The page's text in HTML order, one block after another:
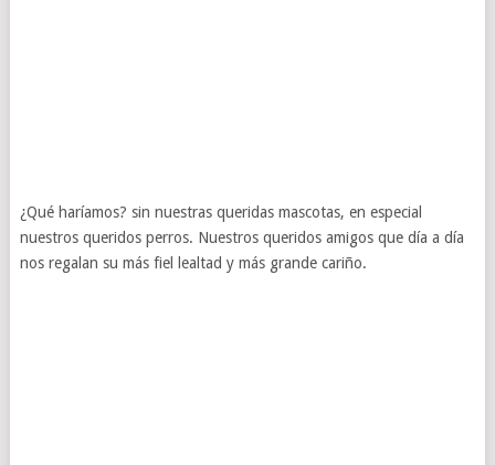
¿Qué haríamos? sin nuestras queridas mascotas, en especial
nuestros queridos perros. Nuestros queridos amigos que día a día
nos regalan su más fiel lealtad y más grande cariño.